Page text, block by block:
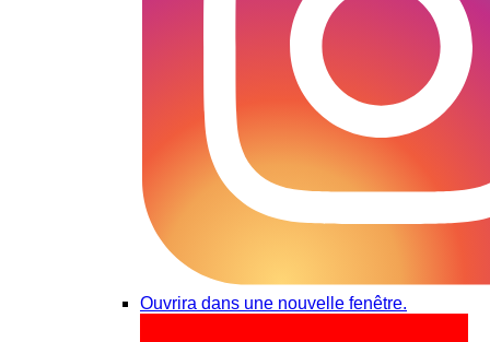
Ouvrira dans une nouvelle fenêtre.